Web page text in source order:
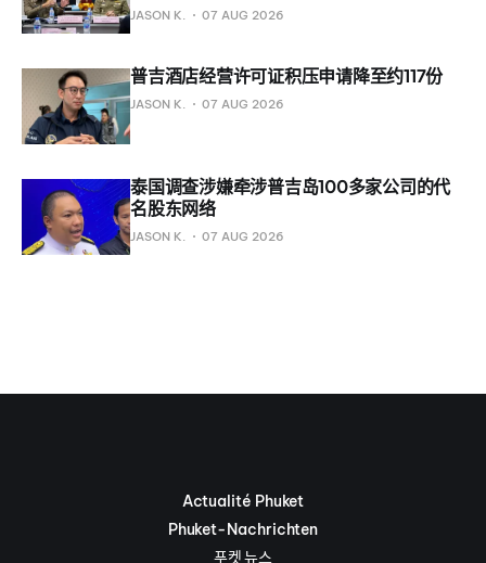
JASON K. 07 AUG 2026
普吉酒店经营许可证积压申请降至约117份
JASON K. 07 AUG 2026
泰国调查涉嫌牵涉普吉岛100多家公司的代
名股东网络
JASON K. 07 AUG 2026
Actualité Phuket
Phuket-Nachrichten
푸켓 뉴스